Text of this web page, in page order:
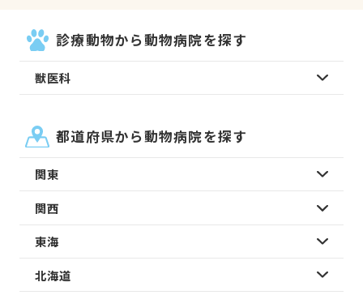
診療動物から動物病院を探す
獣医科
都道府県から動物病院を探す
関東
関西
東海
北海道